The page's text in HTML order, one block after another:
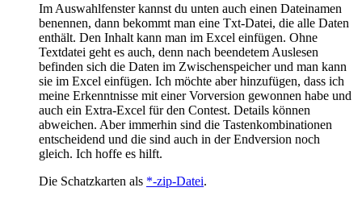
Im Auswahlfenster kannst du unten auch einen Dateinamen
benennen, dann bekommt man eine Txt-Datei, die alle Daten
enthält. Den Inhalt kann man im Excel einfügen. Ohne
Textdatei geht es auch, denn nach beendetem Auslesen
befinden sich die Daten im Zwischenspeicher und man kann
sie im Excel einfügen. Ich möchte aber hinzufügen, dass ich
meine Erkenntnisse mit einer Vorversion gewonnen habe und
auch ein Extra-Excel für den Contest. Details können
abweichen. Aber immerhin sind die Tastenkombinationen
entscheidend und die sind auch in der Endversion noch
gleich. Ich hoffe es hilft.
Die Schatzkarten als *-zip-Datei.